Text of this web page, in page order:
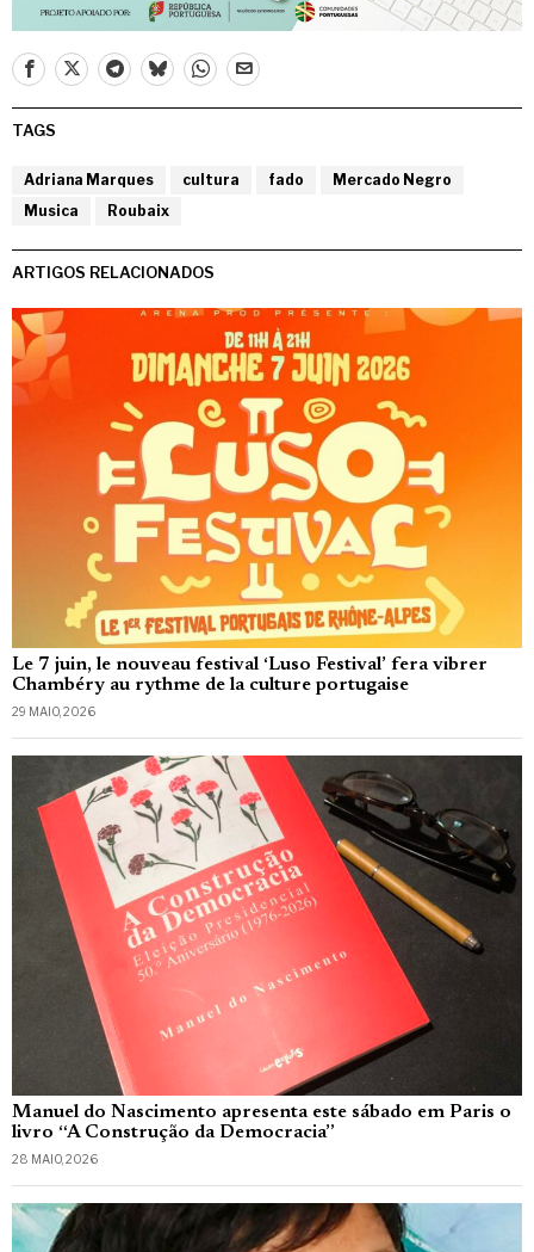
TAGS
Adriana Marques cultura fado
Mercado Negro
Musica
Roubaix
ARTIGOS RELACIONADOS
Le 7 juin, le nouveau festival ‘Luso Festival’ fera vibrer
Chambéry au rythme de la culture portugaise
29 MAIO, 2026
Manuel do Nascimento apresenta este sábado em Paris o
livro “A Construção da Democracia”
28 MAIO, 2026